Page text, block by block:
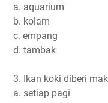
a. aquarium
b. kolam
c. empang
d. tambak
3. Ikan koki diberi
a. setiap pagi